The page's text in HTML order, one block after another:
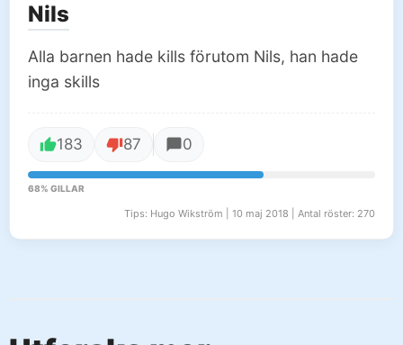
Nils
Alla barnen hade kills förutom Nils, han hade
inga skills
183 87 0
68% GILLAR
Tips: Hugo Wikström | 10 maj 2018 | Antal röster: 270